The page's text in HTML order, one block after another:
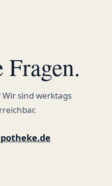
Wir sind werktags